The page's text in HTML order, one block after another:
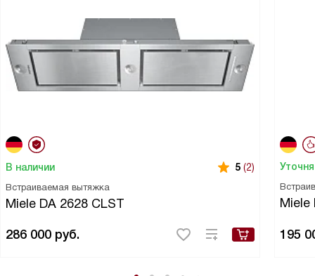
В наличии 5 (2)
Встраиваемая вытяжка
Miele DA 2628 CLST
286 000 руб.
Miele
195